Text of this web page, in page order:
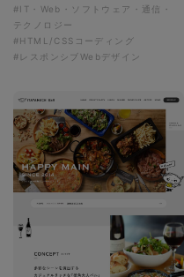
#IT・Web・ソフトウェア・通信・
テクノロジー
#HTML/CSSコーディング
#レスポンシブWebデザイン